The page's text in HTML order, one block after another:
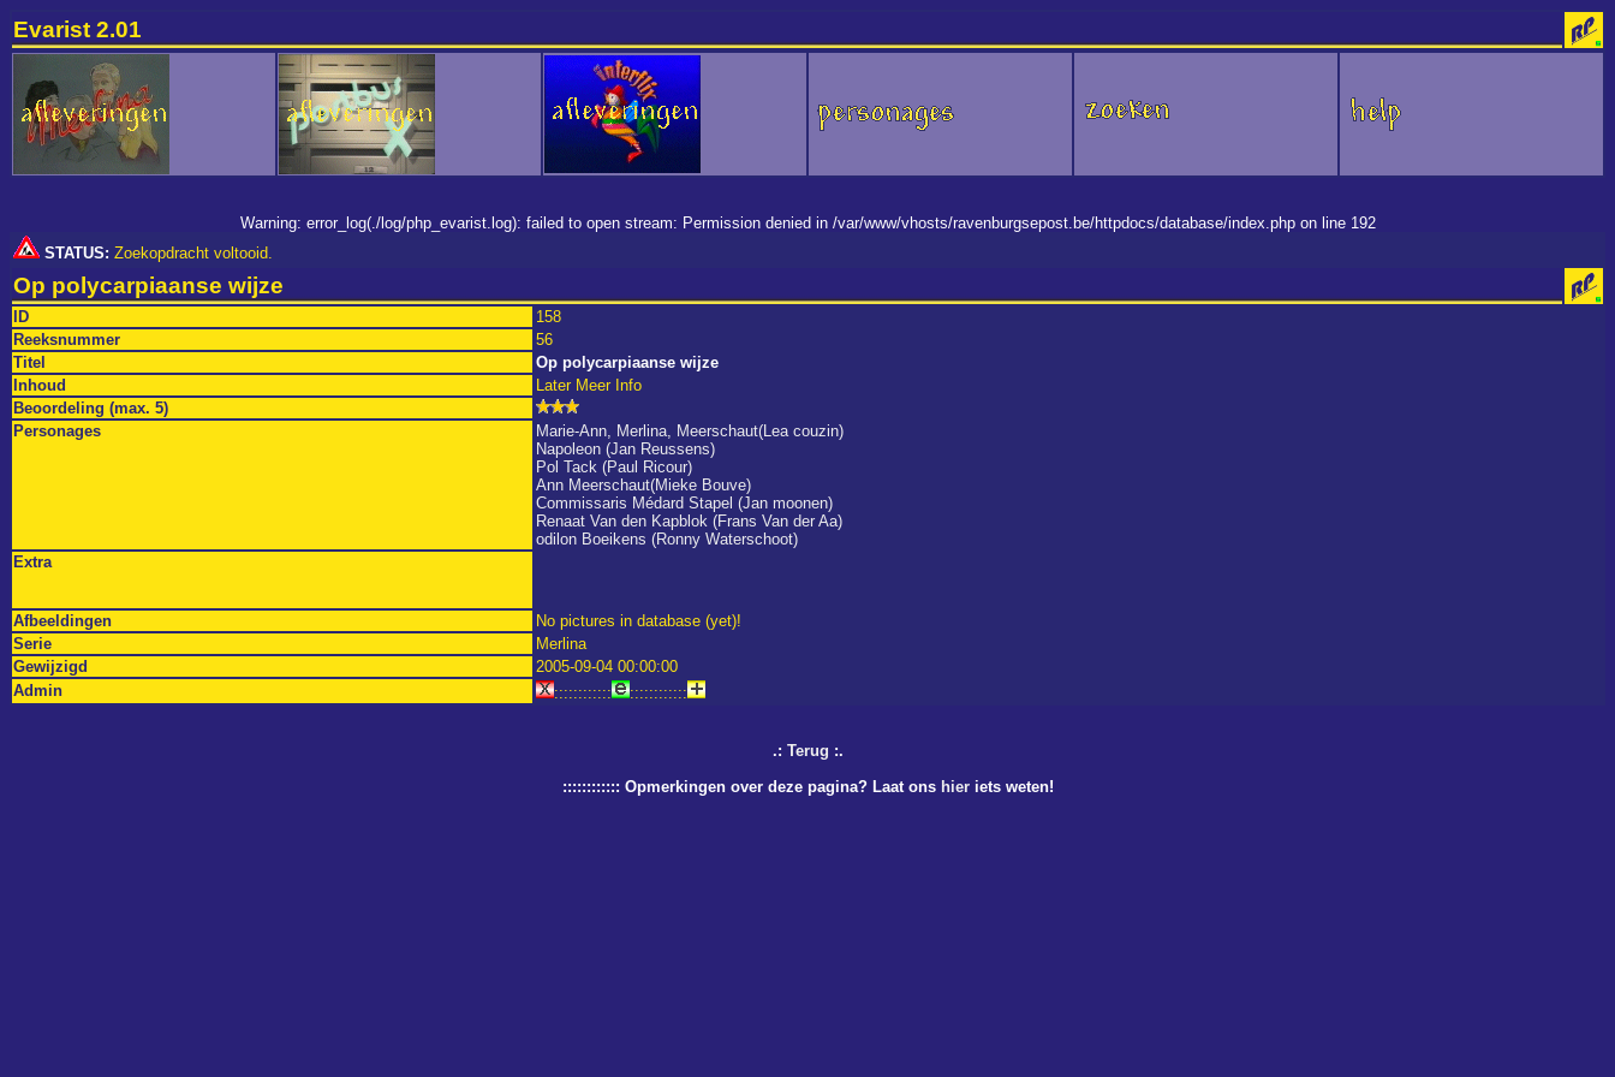
Evarist 2.01
Warning: error_log(./log/php_evarist.log): failed to open stream: Permission denied in /var/www/vhosts/ravenburgsepost.be/httpdocs/database/index.php on line 192
STATUS: Zoekopdracht voltooid.
Op polycarpiaanse wijze
ID
158
Reeksnummer
56
Titel
Op polycarpiaanse wijze
Inhoud
Later Meer Info
Beoordeling (max. 5)
Personages
Marie-Ann, Merlina, Meerschaut(Lea couzin)
Napoleon (Jan Reussens)
Pol Tack (Paul Ricour)
Ann Meerschaut(Mieke Bouve)
Commissaris Médard Stapel (Jan moonen)
Renaat Van den Kapblok (Frans Van der Aa)
odilon Boeikens (Ronny Waterschoot)
Extra
Afbeeldingen
No pictures in database (yet)!
Serie
Merlina
Gewijzigd
2005-09-04 00:00:00
Admin
:::::::::::: ::::::::::::
.: Terug :.
:::::::::::: Opmerkingen over deze pagina? Laat ons hieriets weten!